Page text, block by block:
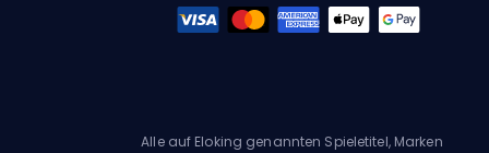
Alle auf Eloking genannten Spieletitel, Marken